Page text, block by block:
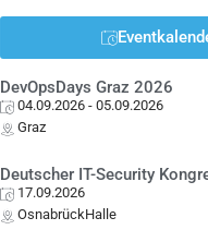
DevOpsDays Graz 2026
04.09.2026 - 05.09.2026
Graz
Deutscher IT-Security
17.09.2026
OsnabrückHalle